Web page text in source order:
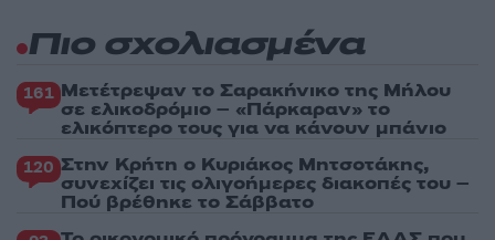
Πιο σχολιασμένα
161 Μετέτρεψαν το Σαρακήνικο της Μήλου
σε ελικοδρόμιο – «Πάρκαραν» το
ελικόπτερο τους για να κάνουν μπάνιο
120 Στην Κρήτη ο Κυριάκος Μητσοτάκης,
συνεχίζει τις ολιγοήμερες διακοπές του –
Πού βρέθηκε το Σάββατο